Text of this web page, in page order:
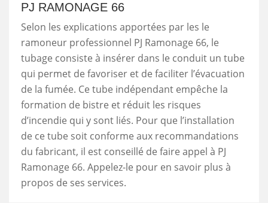
PJ RAMONAGE 66
Selon les explications apportées par les le
ramoneur professionnel PJ Ramonage 66, le
tubage consiste à insérer dans le conduit un tube
qui permet de favoriser et de faciliter l’évacuation
de la fumée. Ce tube indépendant empêche la
formation de bistre et réduit les risques
d’incendie qui y sont liés. Pour que l’installation
de ce tube soit conforme aux recommandations
du fabricant, il est conseillé de faire appel à PJ
Ramonage 66. Appelez-le pour en savoir plus à
propos de ses services.